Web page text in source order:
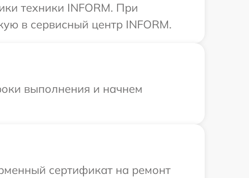
техники INFORM. При
в сервисный центр INFORM.
выполнения и начнем
сертификат на ремонт